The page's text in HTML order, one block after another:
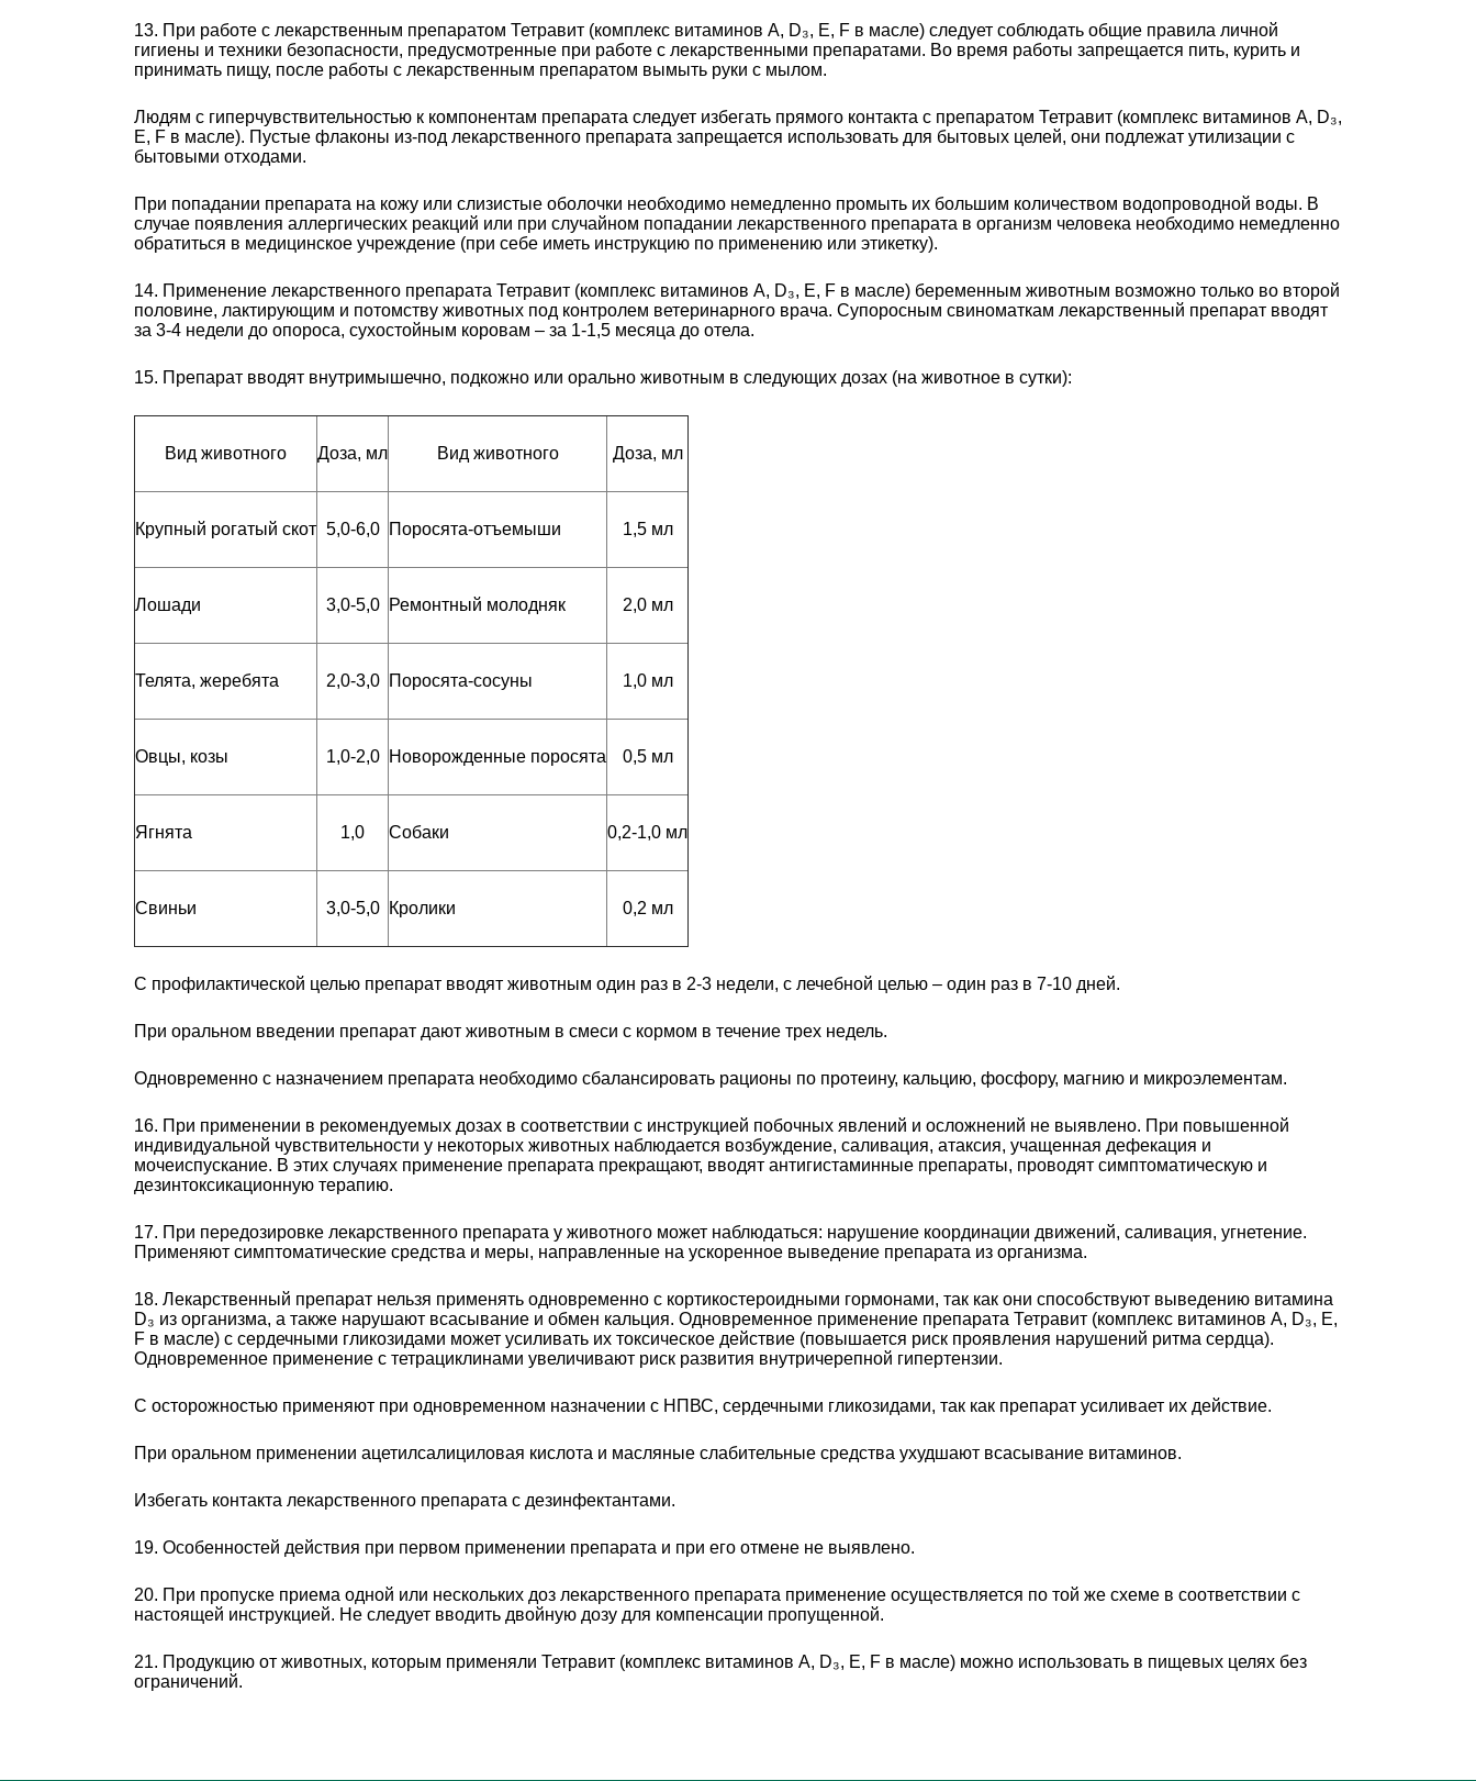
13. При работе с лекарственным препаратом Тетравит (комплекс витаминов A, D₃, Е, F в масле) следует соблюдать общие правила личной
гигиены и техники безопасности, предусмотренные при работе с лекарственными препаратами. Во время работы запрещается пить, курить и
принимать пищу, после работы с лекарственным препаратом вымыть руки с мылом.
Людям с гиперчувствительностью к компонентам препарата следует избегать прямого контакта с препаратом Тетравит (комплекс витаминов A, D₃,
Е, F в масле). Пустые флаконы из-под лекарственного препарата запрещается использовать для бытовых целей, они подлежат утилизации с
бытовыми отходами.
При попадании препарата на кожу или слизистые оболочки необходимо немедленно промыть их большим количеством водопроводной воды. В
случае появления аллергических реакций или при случайном попадании лекарственного препарата в организм человека необходимо немедленно
обратиться в медицинское учреждение (при себе иметь инструкцию по применению или этикетку).
14. Применение лекарственного препарата Тетравит (комплекс витаминов A, D₃, Е, F в масле) беременным животным возможно только во второй
половине, лактирующим и потомству животных под контролем ветеринарного врача. Супоросным свиноматкам лекарственный препарат вводят
за 3-4 недели до опороса, сухостойным коровам – за 1-1,5 месяца до отела.
15. Препарат вводят внутримышечно, подкожно или орально животным в следующих дозах (на животное в сутки):
Вид животного Доза, мл Вид животного Доза, мл
Крупный рогатый скот 5,0-6,0 Поросята-отъемыши 1,5 мл
Лошади 3,0-5,0 Ремонтный молодняк 2,0 мл
Телята, жеребята 2,0-3,0 Поросята-сосуны 1,0 мл
Овцы, козы 1,0-2,0 Новорожденные поросята 0,5 мл
Ягнята 1,0 Собаки 0,2-1,0 мл
Свиньи 3,0-5,0 Кролики 0,2 мл
С профилактической целью препарат вводят животным один раз в 2-3 недели, с лечебной целью – один раз в 7-10 дней.
При оральном введении препарат дают животным в смеси с кормом в течение трех недель.
Одновременно с назначением препарата необходимо сбалансировать рационы по протеину, кальцию, фосфору, магнию и микроэлементам.
16. При применении в рекомендуемых дозах в соответствии с инструкцией побочных явлений и осложнений не выявлено. При повышенной
индивидуальной чувствительности у некоторых животных наблюдается возбуждение, саливация, атаксия, учащенная дефекация и
мочеиспускание. В этих случаях применение препарата прекращают, вводят антигистаминные препараты, проводят симптоматическую и
дезинтоксикационную терапию.
17. При передозировке лекарственного препарата у животного может наблюдаться: нарушение координации движений, саливация, угнетение.
Применяют симптоматические средства и меры, направленные на ускоренное выведение препарата из организма.
18. Лекарственный препарат нельзя применять одновременно с кортикостероидными гормонами, так как они способствуют выведению витамина
D₃ из организма, а также нарушают всасывание и обмен кальция. Одновременное применение препарата Тетравит (комплекс витаминов A, D₃, Е,
F в масле) с сердечными гликозидами может усиливать их токсическое действие (повышается риск проявления нарушений ритма сердца).
Одновременное применение с тетрациклинами увеличивают риск развития внутричерепной гипертензии.
С осторожностью применяют при одновременном назначении с НПВС, сердечными гликозидами, так как препарат усиливает их действие.
При оральном применении ацетилсалициловая кислота и масляные слабительные средства ухудшают всасывание витаминов.
Избегать контакта лекарственного препарата с дезинфектантами.
19. Особенностей действия при первом применении препарата и при его отмене не выявлено.
20. При пропуске приема одной или нескольких доз лекарственного препарата применение осуществляется по той же схеме в соответствии с
настоящей инструкцией. Не следует вводить двойную дозу для компенсации пропущенной.
21. Продукцию от животных, которым применяли Тетравит (комплекс витаминов A, D₃, Е, F в масле) можно использовать в пищевых целях без
ограничений.